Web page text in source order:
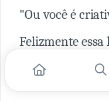
"Ou você é
Felizmente
desenvolvida